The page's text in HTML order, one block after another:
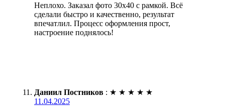
Неплохо. Заказал фото 30х40 с рамкой. Всё
сделали быстро и качественно, результат
впечатлил. Процесс оформления прост,
настроение поднялось!
Даниил Постников : ★ ★ ★ ★ ★
11.04.2025